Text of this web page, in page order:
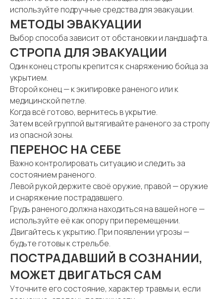
используйте подручные средства для эвакуации.
МЕТОДЫ ЭВАКУАЦИИ
Выбор способа зависит от обстановки и ландшафта.
СТРОПА ДЛЯ ЭВАКУАЦИИ
Один конец стропы крепится к снаряжению бойца за
укрытием.
Второй конец — к экипировке раненого или к
медицинской петле.
Когда всё готово, вернитесь в укрытие.
Затем всей группой вытягивайте раненого за стропу
из опасной зоны.
ПЕРЕНОС НА СЕБЕ
Важно контролировать ситуацию и следить за
состоянием раненого.
Левой рукой держите своё оружие, правой — оружие
и снаряжение пострадавшего.
Грудь раненого должна находиться на вашей ноге —
используйте её как опору при перемещении.
Двигайтесь к укрытию. При появлении угрозы —
будьте готовы к стрельбе.
ПОСТРАДАВШИЙ В СОЗНАНИИ,
МОЖЕТ ДВИГАТЬСЯ САМ
Уточните его состояние, характер травмы и, если